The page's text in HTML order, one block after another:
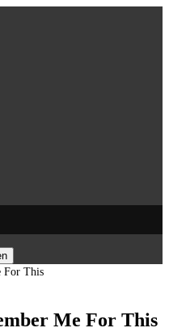
For This
Me For This